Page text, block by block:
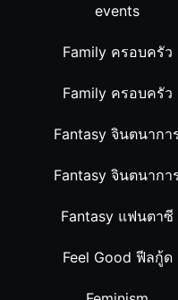
events
Family ครอบครัว
Family ครอบครัว
Fantasy จินตนากา
Fantasy จินตนากา
Fantasy แฟนตาซี
Feel Good ฟีลกู้ด